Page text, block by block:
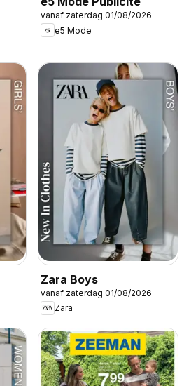
vanaf zaterdag 01/08/2026
e5 Mode
Zara Boys
vanaf zaterdag 01/08/2026
Zara